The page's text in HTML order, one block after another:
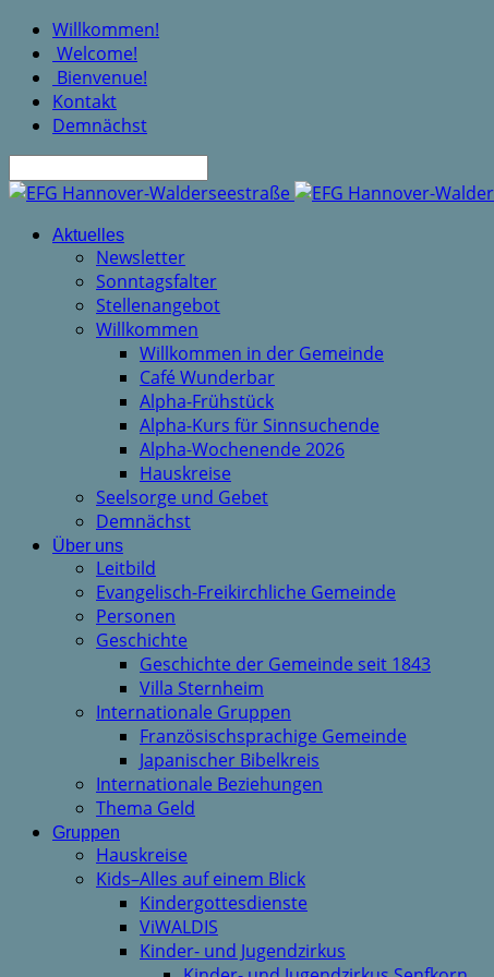
Willkommen!
Welcome!
Bienvenue!
Kontakt
Demnächst
Aktuelles
Newsletter
Sonntagsfalter
Stellenangebot
Willkommen
Willkommen in der Gemeinde
Café Wunderbar
Alpha-Frühstück
Alpha-Kurs für Sinnsuchende
Alpha-Wochenende 2026
Hauskreise
Seelsorge und Gebet
Demnächst
Über uns
Leitbild
Evangelisch-Freikirchliche Gemeinde
Personen
Geschichte
Geschichte der Gemeinde seit 1843
Villa Sternheim
Internationale Gruppen
Französischsprachige Gemeinde
Japanischer Bibelkreis
Internationale Beziehungen
Thema Geld
Gruppen
Hauskreise
Kids–Alles auf einem Blick
Kindergottesdienste
ViWALDIS
Kinder- und Jugendzirkus